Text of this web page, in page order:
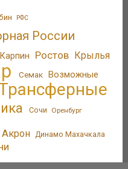
РФС
России
Карпин Ростов Крылья
Семак Возможные
Сочи Оренбург
Акрон Динамо Махачкала